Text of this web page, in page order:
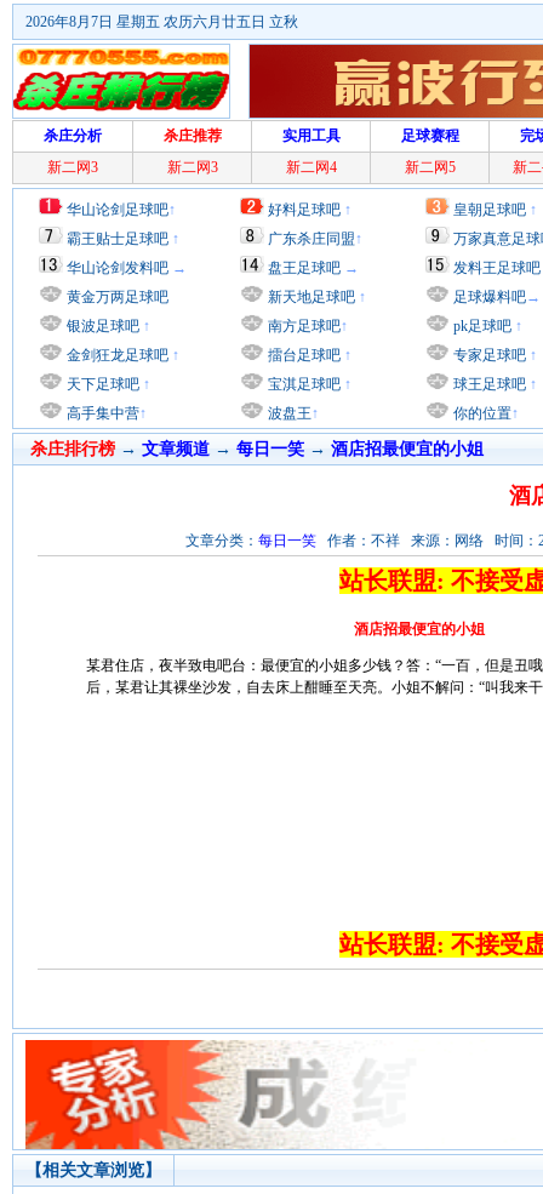
2026年8月7日 星期五 农历六月廿五日 立秋
杀庄分析 杀庄推荐 实用工具 足球赛程
完
新二网3
新二网3 新二网4 新二网5 新
华山论剑足球吧↑
霸王贴士足球吧 ↑
华山论剑发料吧 →
黄金万两足球吧
银波足球吧 ↑
金剑狂龙足球吧 ↑
天下足球吧 ↑
高手集中营↑
好料足球吧 ↑
广东杀庄同盟↑
盘王足球吧 →
新天地足球吧 ↑
南方足球吧↑
擂台足球吧 ↑
宝淇足球吧 ↑
波盘王↑
皇朝足球吧 ↑
万家真意足
发料王足球吧
足球爆料吧→
pk足球吧 ↑
专家足球吧 ↑
球王足球吧 ↑
你的位置↑
杀庄排行榜 → 文章频道→ 每日一笑 → 酒店招最便宜的小姐
酒
文章分类： 每日一笑 作者：不祥 来源：网络 时间：
站长联盟: 不接受
酒店招最便宜的小姐
某君住店，夜半致电吧台：最便宜的小姐多少钱？答：“一百，但是丑
后，某君让其裸坐沙发，自去床上酣睡至天亮。小姐不解问：“叫我来
站长联盟: 不接受
【相关文章浏览】